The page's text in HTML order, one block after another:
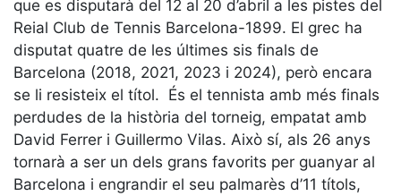
Serveis
Instal·lacions
Preguntes
Freqüents
(FAQs)
Treballa amb
nosaltres
Àrea esportiva
que es disputarà del 12 al 20 d’abril a les pistes del
Reial Club de Tennis Barcelona-1899. El grec ha
disputat quatre de les últimes sis finals de
Barcelona (2018, 2021, 2023 i 2024), però encara
se li resisteix el títol. És el tennista amb més finals
perdudes de la història del torneig, empatat amb
David Ferrer i Guillermo Vilas. Això sí, als 26 anys
tornarà a ser un dels grans favorits per guanyar al
Barcelona i engrandir el seu palmarès d’11 títols,